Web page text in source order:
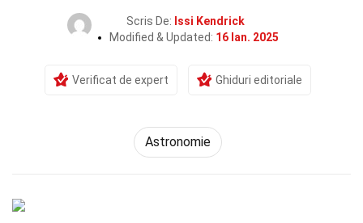
Scris De: Issi Kendrick
Modified & Updated: 16 Ian. 2025
Verificat de expert Ghiduri editoriale
Astronomie